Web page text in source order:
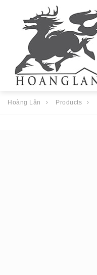
Hoàng Lân Products